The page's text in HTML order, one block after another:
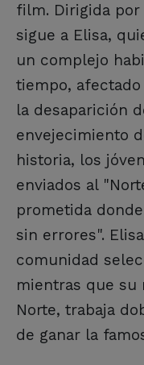
film. Dirigida
sigue a Elisa,
un complejo
tiempo,
la desaparición
envejecimiento
historia, los
enviados al
prometida
sin errores".
comunidad
mientras que su
Norte, trabaja
de ganar la